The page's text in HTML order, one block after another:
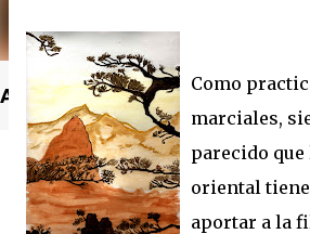
Anuncio
Como
marciales,
parecido
oriental
aportar a la